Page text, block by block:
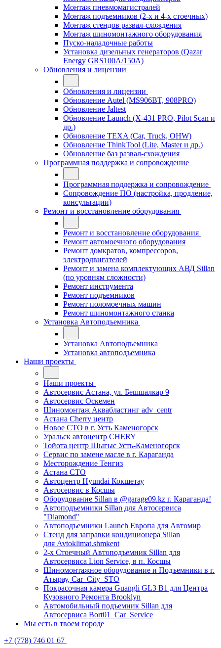
Монтаж пневмомагистралей
Монтаж подъемников (2-х и 4-х стоечных)
Монтаж стендов развал-схождения
Монтаж шиномонтажного оборудования
Пуско-наладочные работы
Установка дизельных генераторов (Qazar
Energy GRS100A/150A)
Обновления и лицензии
Обновления и лицензии
Обновление Autel (MS906BT, 908PRO)
Обновление Jaltest
Обновление Launch (X-431 PRO, Pilot Scan и
др.)
Обновление TEXA (Car, Truck, OHW)
Обновление ThinkTool (Lite, Master и др.)
Обновление баз развал-схождения
Программная поддержка и сопровождение
Программная поддержка и сопровождение
Сопровождение ПО (настройка, продление,
консультации)
Ремонт и восстановление оборудования
Ремонт и восстановление оборудования
Ремонт автомоечного оборудования
Ремонт домкратов, компрессоров,
электродвигателей
Ремонт и замена комплектующих АВД Sillan
(по уровням сложности)
Ремонт инструмента
Ремонт подъемников
Ремонт поломоечных машин
Ремонт шиномонтажного станка
Установка Автоподъемника
Установка Автоподъемника
Установка автоподъемника
Наши проекты
Наши проекты
Автосервис Астана, ул. Бешшалкар 9
Автосервис Оскемен
Шиномонтаж Аквабластинг adv_centr
Астана Cherry центр
Новое СТО в г. Усть Каменогорск
Уральск автоцентр CHERY
Тойота центр Шыгыс Усть-Каменогорск
Сервис по замене масле в г. Караганда
Месторождение Тенгиз
Астана СТО
Автоцентр Hyundai Кокшетау
Автосервис в Косшы
Оборудование Sillan в @garage09.kz г. Караганда!
Автоподъемники Sillan для Автосервиса
"Diamond"
Автоподъемники Launch Европа для Автомир
Стенд для заправки кондиционера Sillan
для Avtoklimat.shmkent
2-х Стоечный Автоподъемник Sillan для
Автосервиса Lion Service, в п. Косшы
Шиномонтажное оборудование и Подъемники в г.
Атырау, Car_City_STO
Покрасочная камера Guangli GL3 B1 для Центра
Кузовного Ремонта Brooklyn
Автомобильный подъемник Sillan для
Автосервиса Bort01_Car_Service
Мы есть в твоем городе
+7 (778) 746 01 67